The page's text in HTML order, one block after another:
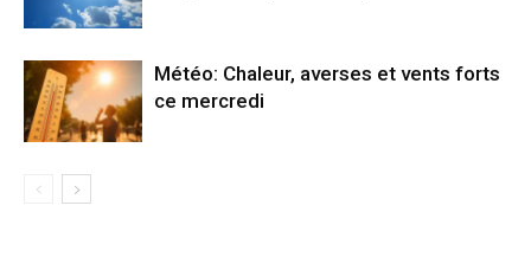
Météo: Chaleur, averses et vents forts
ce mercredi